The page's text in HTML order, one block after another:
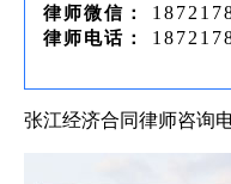
律师微信：
律师电话：
张江经济合同律师咨询